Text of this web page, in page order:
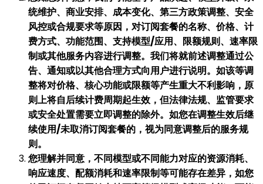
统维护、商业安排、成本变化、第三方政策调整、安全
风控或合规要求等原因，对订阅套餐的名称、价格、计
费方式、功能范围、支持模型/应用、限额规则、速率限
制或其他服务内容进行调整。我们将就前述调整通过公
告、通知或以其他合理方式向用户进行说明。如该等调
整将对价格、核心功能或限额等产生重大不利影响，原
则上将自后续计费周期起生效，但法律法规、监管要求
或安全处置需要立即调整的除外。如您在调整生效后继
续使用/未取消订阅套餐的，视为同意调整后的服务规
则。
您理解并同意，不同模型或不同能力对应的资源消耗、
响应速度、配额消耗和速率限制等可能存在差异，如您